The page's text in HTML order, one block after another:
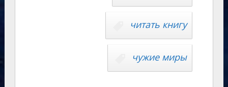
читать книгу
чужие миры